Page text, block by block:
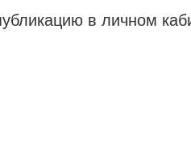
в личном